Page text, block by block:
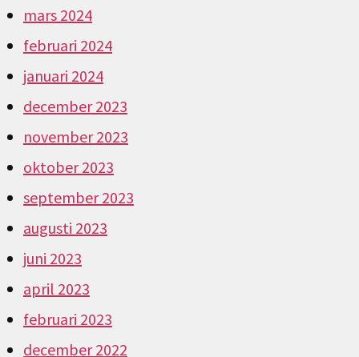
mars 2024
februari 2024
januari 2024
december 2023
november 2023
oktober 2023
september 2023
augusti 2023
juni 2023
april 2023
februari 2023
december 2022